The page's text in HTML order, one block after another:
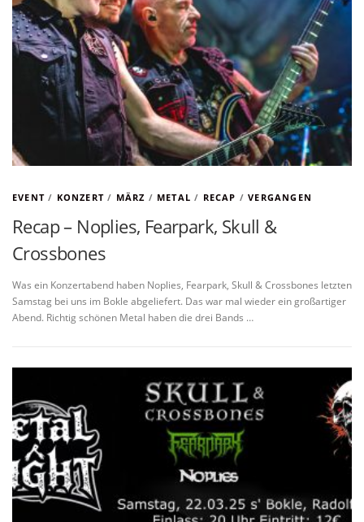
EVENT / KONZERT / MÄRZ / METAL / RECAP /VERGANGEN
Recap – Noplies, Fearpark, Skull &
Crossbones
Was ein Konzertabend haben Noplies, Fearpark, Skull & Crossbones letzten
Samstag bei uns im Bokle abgeliefert. Das war mal wieder ein großartiger
Abend. Richtig schönen Metal haben die drei Bands …